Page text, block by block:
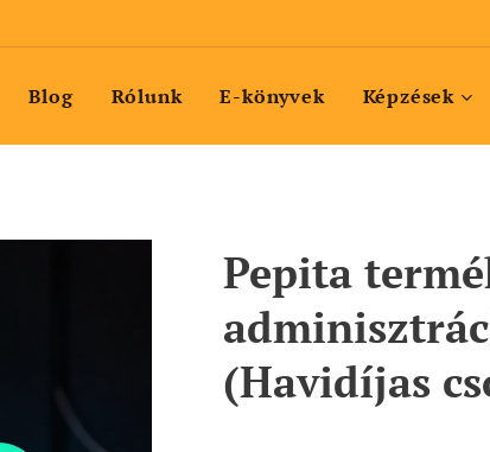
Blog Rólunk E-könyvek Képzések
Pepita
(Havidíjas